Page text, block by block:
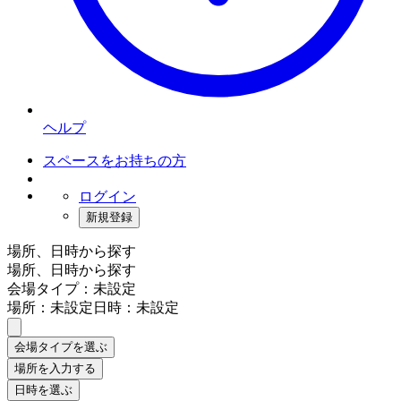
ヘルプ
スペースをお持ちの方
ログイン
新規登録
場所、日時から探す
場所、日時から探す
会場タイプ：未設定
場所：未設定日時：未設定
会場タイプを選ぶ
場所を入力する
日時を選ぶ